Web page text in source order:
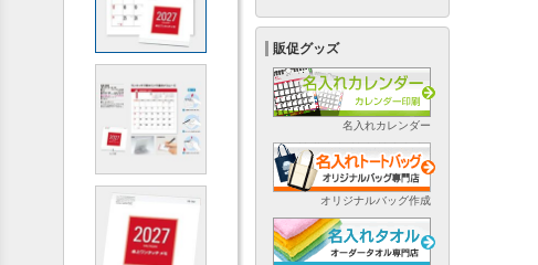
販促グッズ
名入れカレンダー
オリジナルバッグ作成